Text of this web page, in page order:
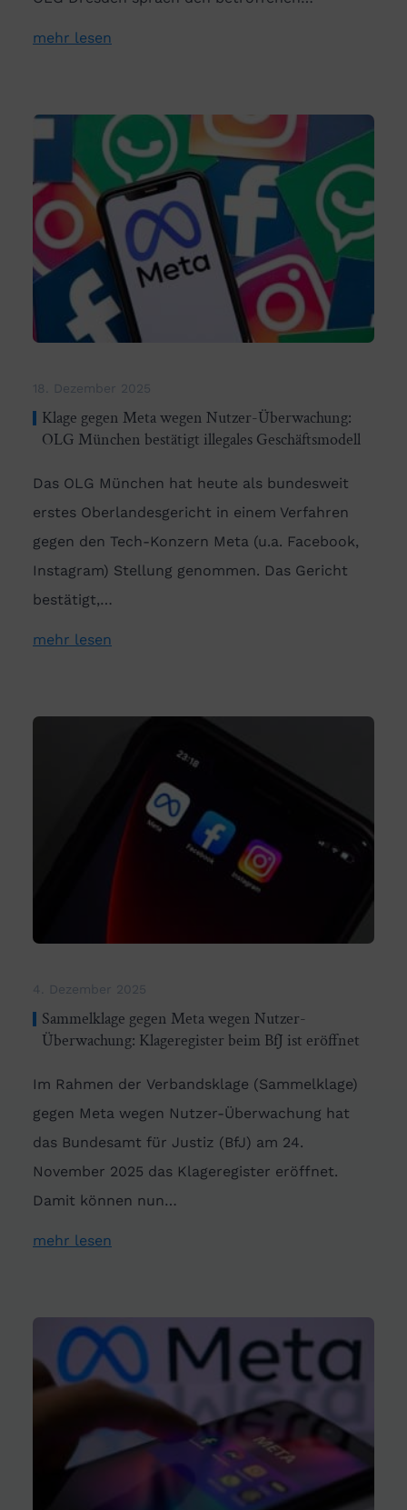
mehr lesen
18. Dezember 2025
Klage gegen Meta wegen Nutzer-Überwachung:
OLG München bestätigt illegales Geschäftsmodell
Das OLG München hat heute als bundesweit
erstes Oberlandesgericht in einem Verfahren
gegen den Tech-Konzern Meta (u.a. Facebook,
Instagram) Stellung genommen. Das Gericht
bestätigt,…
mehr lesen
4. Dezember 2025
Sammelklage gegen Meta wegen Nutzer-
Überwachung: Klageregister beim BfJ ist eröffnet
Im Rahmen der Verbandsklage (Sammelklage)
gegen Meta wegen Nutzer-Überwachung hat
das Bundesamt für Justiz (BfJ) am 24.
November 2025 das Klageregister eröffnet.
Damit können nun…
mehr lesen